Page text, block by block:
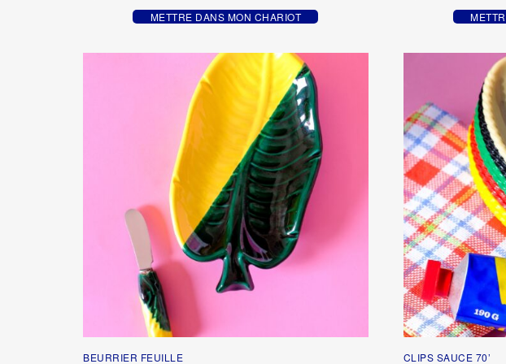
METTRE DANS MON CHARIOT
BEURRIER FEUILLE CLIPS SAUCE 70’